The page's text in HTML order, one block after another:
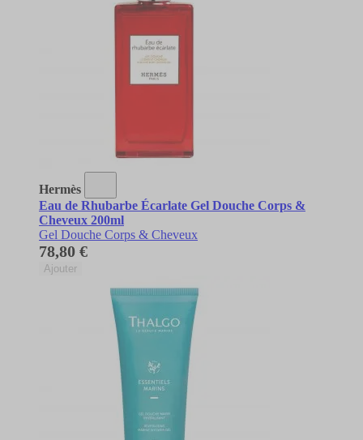
Hermès
Eau de Rhubarbe Écarlate Gel Douche Corps &
Cheveux 200ml
Gel Douche Corps & Cheveux
78,80 €
Ajouter